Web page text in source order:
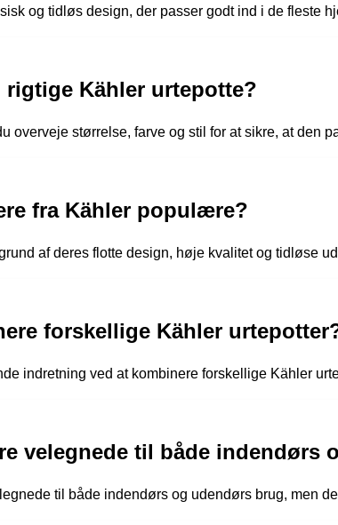
og tidløs design, der passer godt ind i de fleste
Kähler urtepotte?
overveje størrelse, farve og stil for at sikre, at den
fra Kähler populære?
af deres flotte design, høje kvalitet og tidløse
forskellige Kähler
indretning ved at kombinere forskellige Kähler
velegnede til både indendørs
til både indendørs og udendørs brug, men